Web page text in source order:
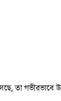
তা গভীরভাবে